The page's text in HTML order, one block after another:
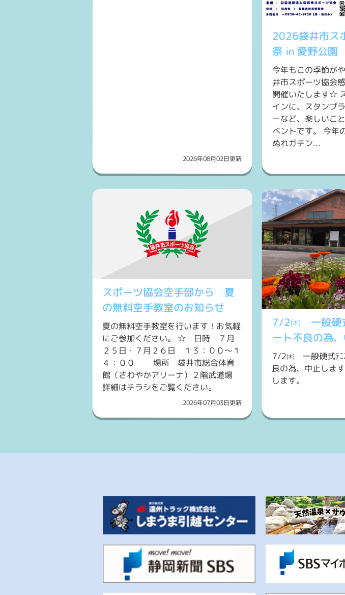
2026年08月02日更新
2026袋井市ス
祭 in 愛野公園
今年もこの季節が
井市スポーツ協会
開催いたします☆
インに、スタンプ
ーなど、楽しいこ
ベントです。 今年
ぬれガチン...
スポーツ協会空手部から 夏
の無料空手教室のお知らせ
夏の無料空手教室を行います！お気軽
にご参加ください。 ☆ 日時 ７月
２５日・７月２６日 １３：００～１
４：００ 場所 袋井市総合体育
館（さわやかアリーナ）２階武道場
詳細はチラシをご覧ください。
2026年07月03日更新
7/2㈭ 一般硬
ート不良の為
7/2㈭ 一般硬式ﾃﾆ
良の為、中止しま
します。